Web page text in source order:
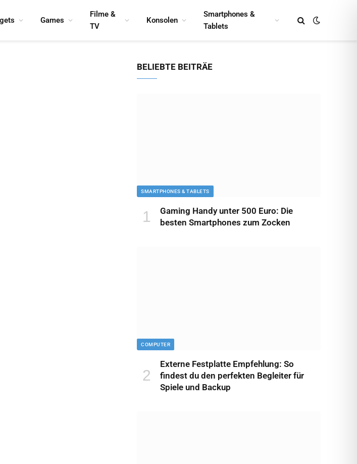
Games
Filme &
TV
Konsolen
Smartphones &
Tablets
BELIEBTE BEITRÄE
SMARTPHONES & TABLETS
Gaming Handy unter 500 Euro: Die
besten Smartphones zum Zocken
COMPUTER
Externe Festplatte Empfehlung: So
findest du den perfekten Begleiter für
Spiele und Backup